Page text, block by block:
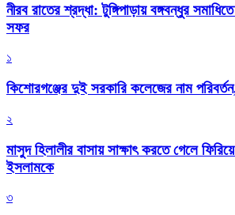
নীরব রাতের শ্রদ্ধা: টুঙ্গিপাড়ায় বঙ্গবন্ধুর
সফর
১
কিশোরগঞ্জের দুই সরকারি কলেজের নাম
২
মাসুদ হিলালীর বাসায় সাক্ষাৎ করতে গেলে
ইসলামকে
৩